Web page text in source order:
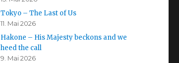
Tokyo – The Last of Us
11. Mai 2026
Hakone – His Majesty beckons and we
heed the call
9. Mai 2026